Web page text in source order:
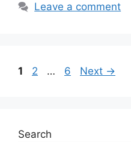
Leave a comment
Page
1 Page
2 … Page
6 Next →
Search